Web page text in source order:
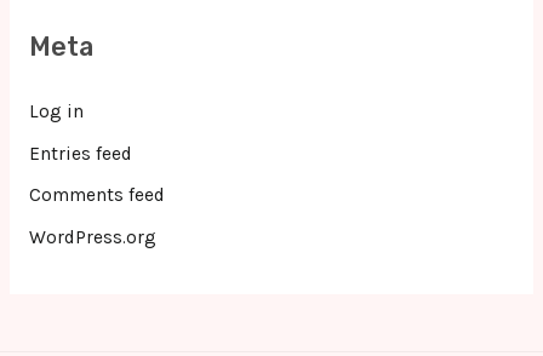
Meta
Log in
Entries feed
Comments feed
WordPress.org